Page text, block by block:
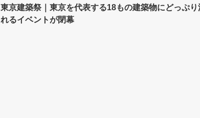
東京建築祭｜東京を代表する18もの建築物にどっぷり
れるイベントが閉幕